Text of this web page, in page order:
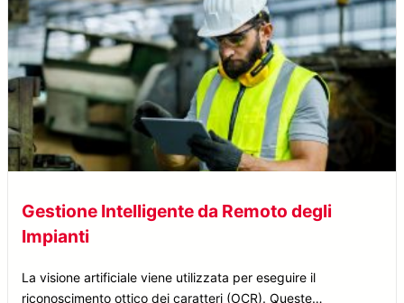
Gestione Intelligente da Remoto degli
Impianti
La visione artificiale viene utilizzata per eseguire il
riconoscimento ottico dei caratteri (OCR). Queste